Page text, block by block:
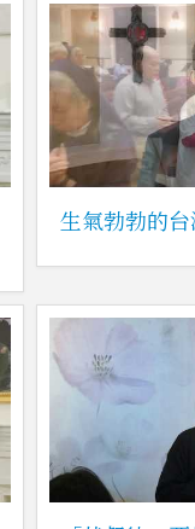
生氣勃勃的